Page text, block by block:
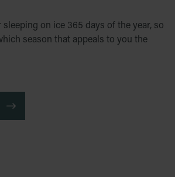
sleeping on ice 365 days of the year, so
season that appeals to you the